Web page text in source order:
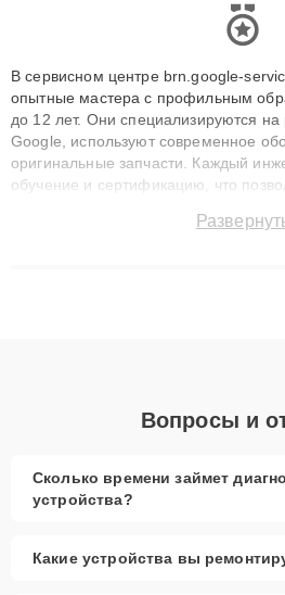
В сервисном центре brn.google-
опытные мастера с профильным
до 12 лет. Они специализируются
Google, используют современное
оригинальные запчасти. Каждый
обучение и сертификацию, что
сохранением гарантии до 3 лет.
Вопросы и
Сколько времени займет
устройства?
Какие устройства вы